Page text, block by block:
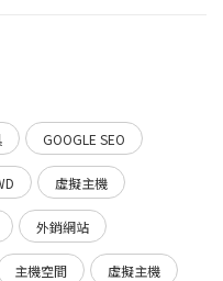
GOOGLE SEO
虛擬主機
外銷網站
主機空間 虛擬主機